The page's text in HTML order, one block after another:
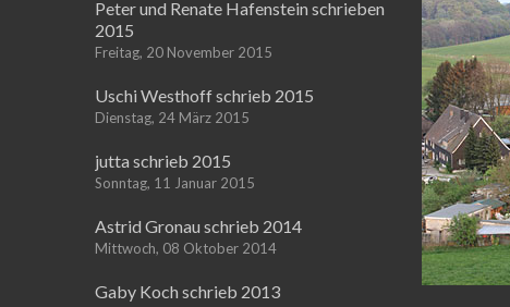
Peter und Renate Hafenstein schrieben
2015
Freitag, 20 November 2015
Uschi Westhoff schrieb 2015
Dienstag, 24 März 2015
jutta schrieb 2015
Sonntag, 11 Januar 2015
Astrid Gronau schrieb 2014
Mittwoch, 08 Oktober 2014
Gaby Koch schrieb 2013